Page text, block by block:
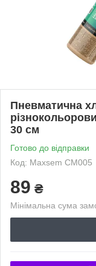
Пневматична
30 см
Готово до відправки
Код: Maxsem CM005
89 ₴
Мінімальна сума